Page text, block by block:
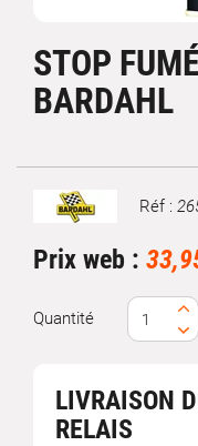
STOP
BARDAHL
Marque Réf :
Prix web :
Quantité
LIVRAISON
RELAIS